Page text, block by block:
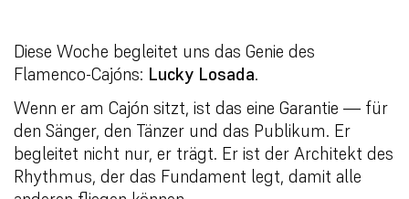
Diese Woche begleitet uns das Genie des
Flamenco-Cajóns: Lucky Losada.
Wenn er am Cajón sitzt, ist das eine Garantie — für
den Sänger, den Tänzer und das Publikum. Er
begleitet nicht nur, er trägt. Er ist der Architekt des
Rhythmus, der das Fundament legt, damit alle